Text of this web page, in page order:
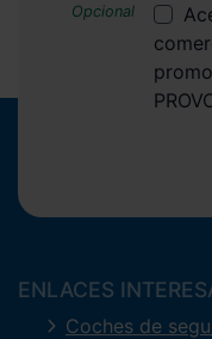
ENLACES
Coches de